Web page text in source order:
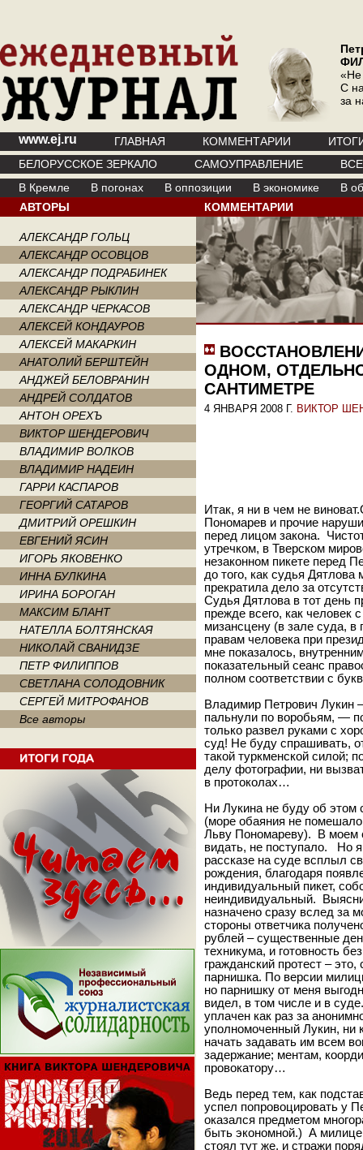
«Не
С
за
www.ej.ru ГЛАВНАЯ КОММЕНТАРИИ
БЕЛОРУССКОЕ ЗЕРКАЛО
САМОУПРАВЛЕНИЕ
В Кремле
В погонах В оппозиции В экономике
В
АВТОРЫ
АЛЕКСАНДР ГОЛЬЦ
АЛЕКСАНДР ОСОВЦОВ
АЛЕКСАНДР ПОДРАБИНЕК
АЛЕКСАНДР РЫКЛИН
АЛЕКСАНДР ЧЕРКАСОВ
АЛЕКСЕЙ КОНДАУРОВ
АЛЕКСЕЙ МАКАРКИН
АНАТОЛИЙ БЕРШТЕЙН
АНДЖЕЙ БЕЛОВРАНИН
АНДРЕЙ СОЛДАТОВ
АНТОН ОРЕХЪ
ВИКТОР ШЕНДЕРОВИЧ
ВЛАДИМИР ВОЛКОВ
ВЛАДИМИР НАДЕИН
ГАРРИ КАСПАРОВ
ГЕОРГИЙ САТАРОВ
ДМИТРИЙ ОРЕШКИН
ЕВГЕНИЙ ЯСИН
ИГОРЬ ЯКОВЕНКО
ИННА БУЛКИНА
ИРИНА БОРОГАН
МАКСИМ БЛАНТ
НАТЕЛЛА БОЛТЯНСКАЯ
НИКОЛАЙ СВАНИДЗЕ
ПЕТР ФИЛИППОВ
СВЕТЛАНА СОЛОДОВНИК
СЕРГЕЙ МИТРОФАНОВ
Все авторы
КОММЕНТАРИИ
ОДНОМ,
САНТИМЕТРЕ
4 ЯНВАРЯ 2008 Г. ВИКТОР
Итак, я ни в чем не
Пономарев и прочие
перед лицом закона.
утречком, в Тверском
незаконном пикете перед
до того, как судья Дятлова
прекратила дело за
Судья Дятлова в тот день
прежде всего, как
мизансцену (в зале суда,
правам человека при
мне показалось,
показательный сеанс
полном соответствии с
Владимир Петрович Лукин
пальнули по воробьям, —
только развел руками с
суд! Не буду спрашивать,
такой туркменской силой;
делу фотографии, ни
в протоколах…
Ни Лукина не буду об этом
(море обаяния не
Льву Пономареву). В моем
видать, не поступало. Но
рассказе на суде всплыл
рождения, благодаря
индивидуальный пикет,
неиндивидуальный.
назначено сразу вслед за
стороны ответчика
рублей – существенные
техникума, и готовность
гражданский протест –
парнишка. По версии
но парнишку от меня
видел, в том числе и в
уплачен как раз за
уполномоченный Лукин, ни
начать задавать им всем
задержание; ментам,
провокатору…
Ведь перед тем, как
успел попровоцировать у
оказался предметом
быть экономной.) А
стоял тут же, и стражи